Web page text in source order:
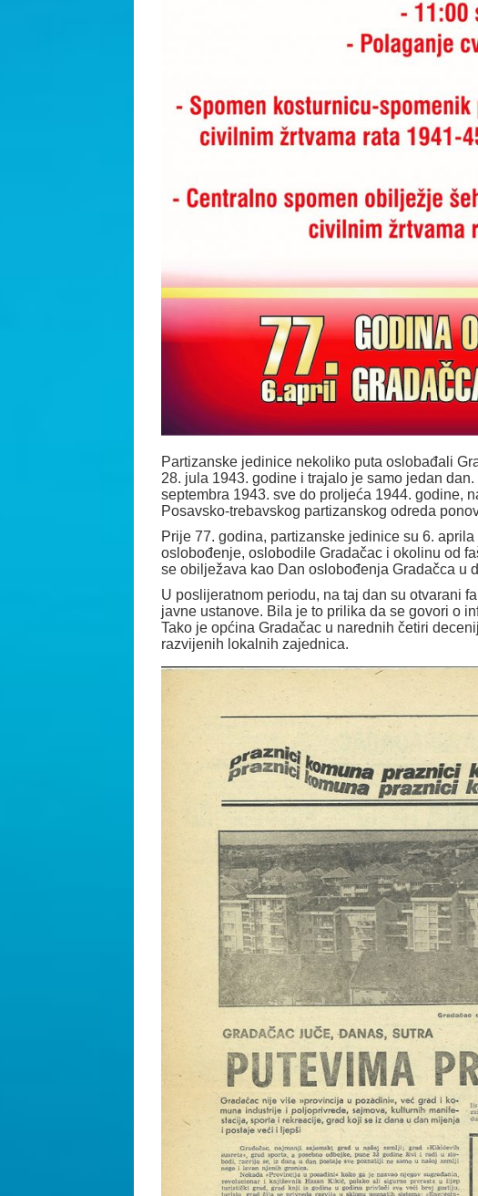
Partizanske jedinice nekoliko puta oslobađali
28. jula 1943. godine i trajalo je samo jedan
septembra 1943. sve do proljeća 1944. godine,
Posavsko-trebavskog partizanskog odreda
Prije 77. godina, partizanske jedinice su 6.
oslobođenje, oslobodile Gradačac i okolinu od
se obilježava kao Dan oslobođenja Gradačca u
U poslijeratnom periodu, na taj dan su otvarani
javne ustanove. Bila je to prilika da se govori o
Tako je općina Gradačac u narednih četiri
razvijenih lokalnih zajednica.